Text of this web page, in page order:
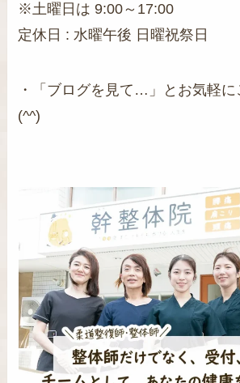
※土曜日は 9:00～17:00
定休日 : 水曜午後 日曜祝祭日
・「ブログを見て…」とお気軽
(^^)